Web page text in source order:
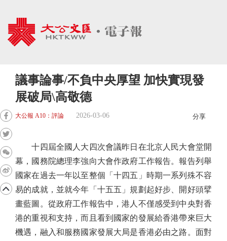
議事論事/不負中央厚望 加快實現發
展破局\高敬德
大公報 A10：評論 2026-03-06 分享
十四屆全國人大四次會議昨日在北京人民大會堂開
幕，國務院總理李強向大會作政府工作報告。報告列舉
國家在過去一年以至整個「十四五」時期一系列殊不容
易的成就，並就今年「十五五」規劃起好步、開好頭擘
畫藍圖。從政府工作報告中，港人不僅感受到中央對香
港的重視和支持，而且看到國家的發展給香港帶來巨大
機遇，融入和服務國家發展大局是香港必由之路。面對